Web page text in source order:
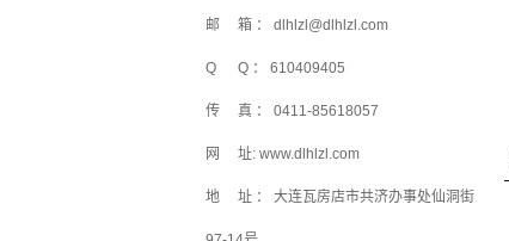
邮 箱 ： dlhlzl@dlhlzl.com
Q Q ： 610409405
传 真 ： 0411-85618057
网 址: www.dlhlzl.com
地 址 ： 大连瓦房店市共济办事处仙洞街